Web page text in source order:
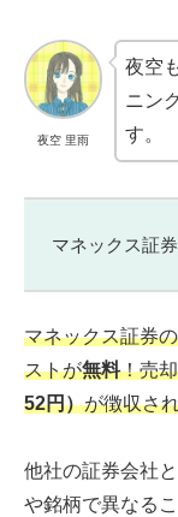
夜空 里雨
夜空
ニン
す。
マネックス証
マネックス証券
ストが無料！売
52円）が徴収さ
他社の証券会社
や銘柄で異なる